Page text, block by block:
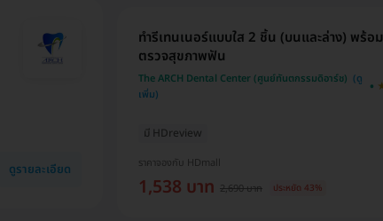
ดูรายละเอียด
มี HDreview
ทำรีเทนเนอร์แบบใส 2 ชิ้น (บนและล่าง) พร้อม
ตรวจสุขภาพฟัน
The ARCH Dental Center (ศูนย์ทันตกรรมดิอาร์ช)
ราคาจองกับ HDmall
1,538 บาท 2,690 บาท ประหยัด 43%